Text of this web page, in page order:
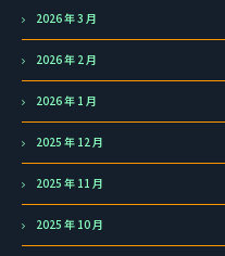
2026 年 3 月
2026 年 2 月
2026 年 1 月
2025 年 12 月
2025 年 11 月
2025 年 10 月